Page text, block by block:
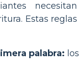
necesitan
Estas reglas
palabra: los